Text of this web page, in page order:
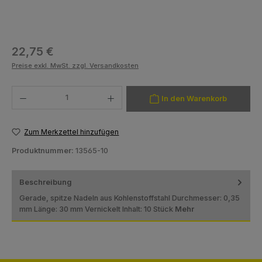
Regulärer Preis:
22,75 €
Preise exkl. MwSt. zzgl. Versandkosten
In den Warenkorb
Zum Merkzettel hinzufügen
Produktnummer: 13565-10
Beschreibung
Gerade, spitze Nadeln aus Kohlenstoffstahl Durchmesser: 0,35
mm Länge: 30 mm Vernickelt Inhalt: 10 Stück Mehr